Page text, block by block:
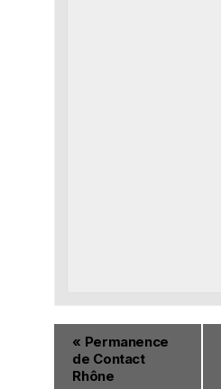
« Permanence
de Contact
Rhône